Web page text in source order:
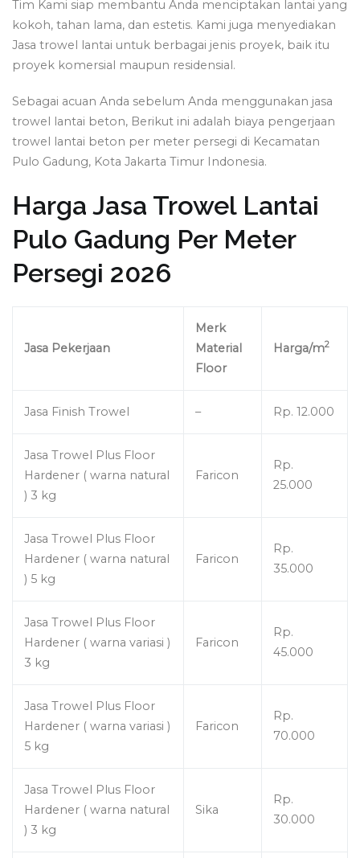
Tim Kami siap membantu Anda menciptakan lantai yang
kokoh, tahan lama, dan estetis. Kami juga menyediakan
Jasa trowel lantai untuk berbagai jenis proyek, baik itu
proyek komersial maupun residensial.
Sebagai acuan Anda sebelum Anda menggunakan jasa
trowel lantai beton, Berikut ini adalah biaya pengerjaan
trowel lantai beton per meter persegi di Kecamatan
Pulo Gadung, Kota Jakarta Timur Indonesia.
Harga Jasa Trowel Lantai
Pulo Gadung Per Meter
Persegi 2026
Jasa Pekerjaan
Merk
Material
Floor
Harga/m2
Jasa Finish Trowel – Rp. 12.000
Jasa Trowel Plus Floor
Hardener ( warna natural
) 3 kg
Faricon
Rp.
25.000
Jasa Trowel Plus Floor
Hardener ( warna natural
) 5 kg
Faricon
Rp.
35.000
Jasa Trowel Plus Floor
Hardener ( warna variasi )
3 kg
Faricon
Rp.
45.000
Jasa Trowel Plus Floor
Hardener ( warna variasi )
5 kg
Faricon
Rp.
70.000
Jasa Trowel Plus Floor
Hardener ( warna natural
) 3 kg
Sika
Rp.
30.000